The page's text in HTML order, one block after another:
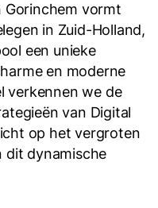
Gorinchem vormt
in Zuid-Holland,
een unieke
en moderne
verkennen we de
van Digital
op het vergroten
dit dynamische